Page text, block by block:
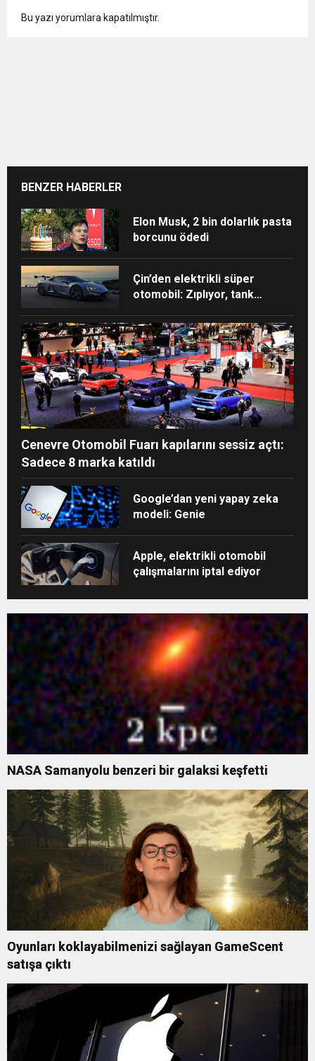
Bu yazı yorumlara kapatılmıştır.
BENZER HABERLER
Elon Musk, 2 bin dolarlık pasta
borcunu ödedi
Çin’den elektrikli süper
otomobil: Zıplıyor, tank
gidebiliyor
Cenevre Otomobil Fuarı kapılarını sessiz açtı:
Sadece 8 marka katıldı
Google’dan yeni yapay zeka
modeli: Genie
Apple, elektrikli otomobil
çalışmalarını iptal ediyor
NASA Samanyolu benzeri bir galaksi keşfetti
Oyunları koklayabilmenizi sağlayan GameScent
satışa çıktı